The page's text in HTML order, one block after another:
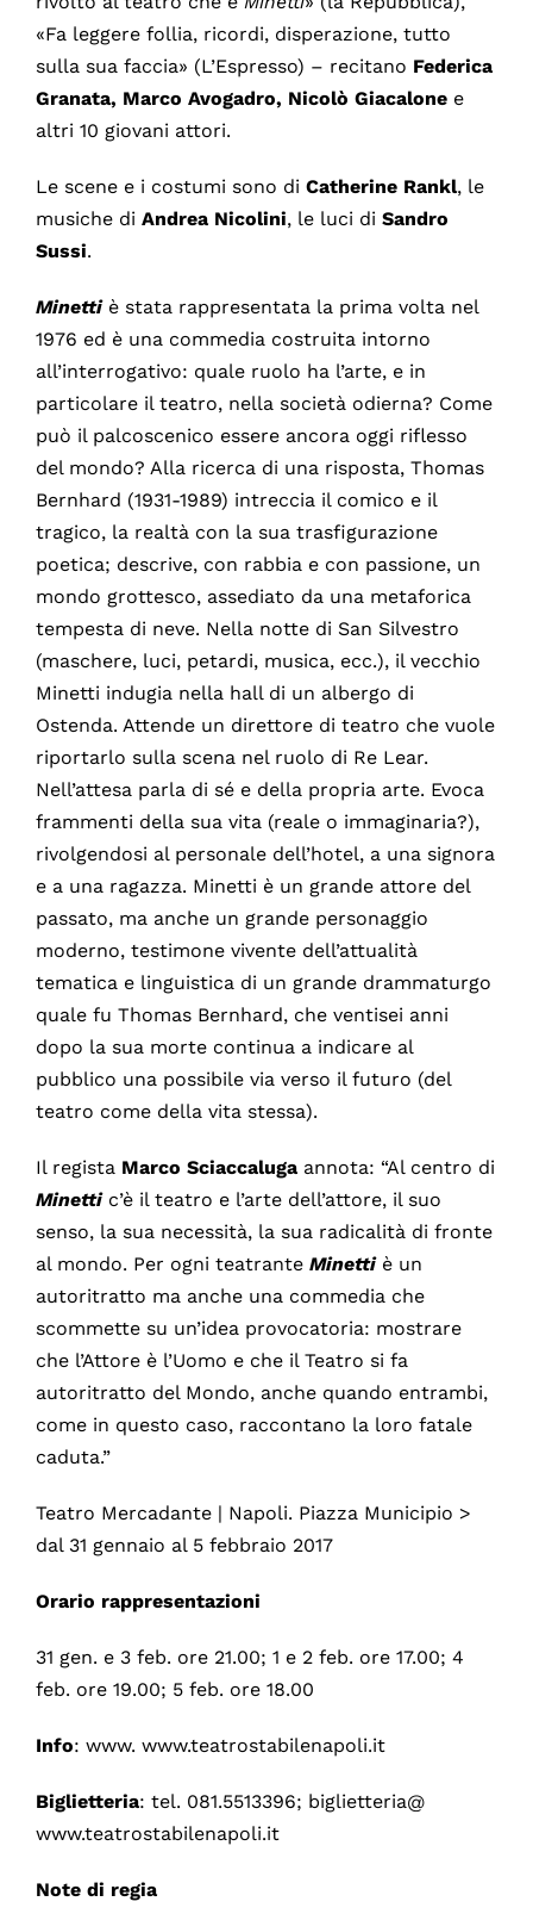
«Fa leggere follia, ricordi, disperazione, tutto
sulla sua faccia» (L’Espresso) – recitano Federica
Granata, Marco Avogadro, Nicolò Giacalone e
altri 10 giovani attori.
Le scene e i costumi sono di Catherine Rankl, le
musiche di Andrea Nicolini, le luci di Sandro
Sussi.
Minettiè stata rappresentata la prima volta nel
1976 ed è una commedia costruita intorno
all’interrogativo: quale ruolo ha l’arte, e in
particolare il teatro, nella società odierna? Come
può il palcoscenico essere ancora oggi riflesso
del mondo? Alla ricerca di una risposta, Thomas
Bernhard (1931-1989) intreccia il comico e il
tragico, la realtà con la sua trasfigurazione
poetica; descrive, con rabbia e con passione, un
mondo grottesco, assediato da una metaforica
tempesta di neve. Nella notte di San Silvestro
(maschere, luci, petardi, musica, ecc.), il vecchio
Minetti indugia nella hall di un albergo di
Ostenda. Attende un direttore di teatro che vuole
riportarlo sulla scena nel ruolo di Re Lear.
Nell’attesa parla di sé e della propria arte. Evoca
frammenti della sua vita (reale o immaginaria?),
rivolgendosi al personale dell’hotel, a una signora
e a una ragazza. Minetti è un grande attore del
passato, ma anche un grande personaggio
moderno, testimone vivente dell’attualità
tematica e linguistica di un grande drammaturgo
quale fu Thomas Bernhard, che ventisei anni
dopo la sua morte continua a indicare al
pubblico una possibile via verso il futuro (del
teatro come della vita stessa).
Il regista Marco Sciaccalugaannota: “Al centro di
Minettic’è il teatro e l’arte dell’attore, il suo
senso, la sua necessità, la sua radicalità di fronte
al mondo. Per ogni teatrante Minettiè un
autoritratto ma anche una commedia che
scommette su un’idea provocatoria: mostrare
che l’Attore è l’Uomo e che il Teatro si fa
autoritratto del Mondo, anche quando entrambi,
come in questo caso, raccontano la loro fatale
caduta.”
Teatro Mercadante | Napoli. Piazza Municipio >
dal 31 gennaio al 5 febbraio 2017
Orario rappresentazioni
31 gen. e 3 feb. ore 21.00; 1 e 2 feb. ore 17.00; 4
feb. ore 19.00; 5 feb. ore 18.00
Info: www. www.teatrostabilenapoli.it
Biglietteria: tel. 081.5513396; biglietteria@
www.teatrostabilenapoli.it
Note di regia